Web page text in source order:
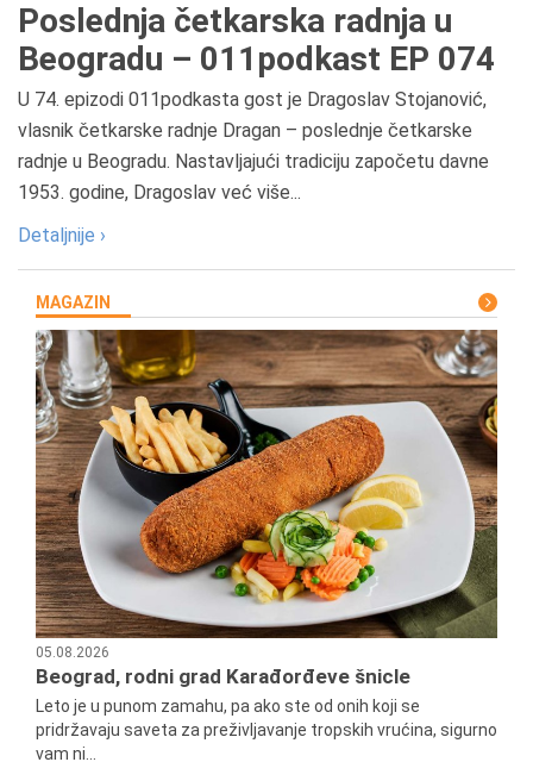
Poslednja četkarska radnja u
Beogradu – 011podkast EP 074
U 74. epizodi 011podkasta gost je Dragoslav Stojanović,
vlasnik četkarske radnje Dragan – poslednje četkarske
radnje u Beogradu. Nastavljajući tradiciju započetu davne
1953. godine, Dragoslav već više...
Detaljnije ›
MAGAZIN
05.08.2026
Beograd, rodni grad Karađorđeve šnicle
Leto je u punom zamahu, pa ako ste od onih koji se
pridržavaju saveta za preživljavanje tropskih vrućina, sigurno
vam ni...